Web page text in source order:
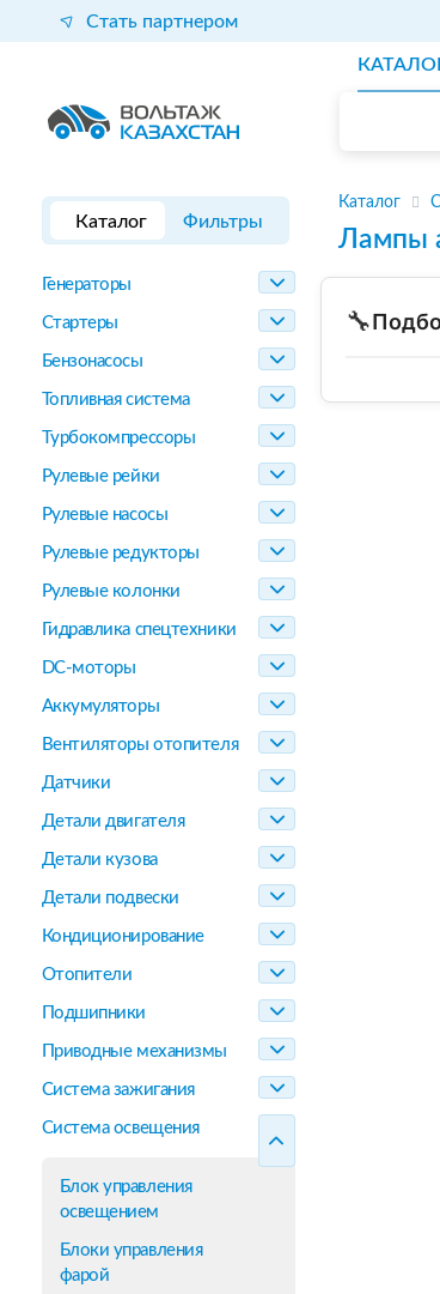
Стать партнером
Каталог Фильтры
Генераторы
Стартеры
Бензонасосы
Топливная система
Турбокомпрессоры
Рулевые рейки
Рулевые насосы
Рулевые редукторы
Рулевые колонки
Гидравлика спецтехники
DC-моторы
Аккумуляторы
Вентиляторы отопителя
Датчики
Детали двигателя
Детали кузова
Детали подвески
Кондиционирование
Отопители
Подшипники
Приводные механизмы
Система зажигания
Система освещения
Блок управления
освещением
Блоки управления
фарой
Каталог
Лампы
🔧